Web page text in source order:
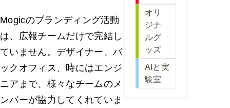
Mogicのブランディング活動
は、広報チームだけで完結し
ていません。デザイナー、バ
ックオフィス、時にはエンジ
ニアまで、様々なチームのメ
ンバーが協力してくれていま
オリ
ジナ
ルグ
ッズ
AIと実
験室